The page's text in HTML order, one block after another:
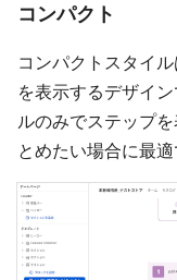
コンパクト
コンパクトスタイ
を表示するデザイ
ルのみでステップ
とめたい場合に最適